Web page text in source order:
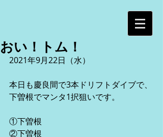
おい！トム！
2021年9月22日（水）
本日も慶良間で3本ドリフトダイブで、
下曽根でマンタ1択狙いです。
①下曽根
②下曽根